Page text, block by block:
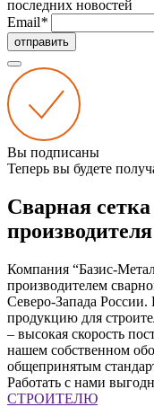
последних новостей
Email*
отправить
Вы подписаны
Теперь вы будете
Сварная
Компания “Базис-
производителем
Северо-Запада России.
продукцию для
– высокая скорость
нашем собственном
общепринятым
Работать с нами
СТРОИТЕЛЮ